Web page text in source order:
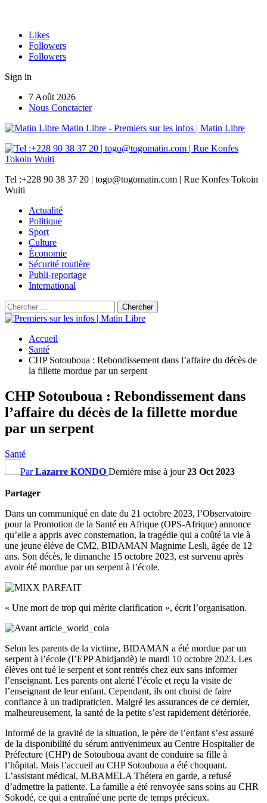
Likes
Followers
Followers
Sign in
7 Août 2026
Nous Conctacter
Matin Libre - Premiers sur les infos | Matin Libre
Tel :+228 90 38 37 20 | togo@togomatin.com | Rue Konfes Tokoin
Wuiti
Actualité
Politique
Sport
Culture
Économie
Sécurité routière
Publi-reportage
International
Accueil
Santé
CHP Sotouboua : Rebondissement dans l’affaire du décès de
la fillette mordue par un serpent
CHP Sotouboua : Rebondissement dans
l’affaire du décès de la fillette mordue
par un serpent
Santé
ParLazarre KONDO Dernière mise à jour23 Oct 2023
Partager
Dans un communiqué en date du 21 octobre 2023, l’Observatoire
pour la Promotion de la Santé en Afrique (OPS-Afrique) annonce
qu’elle a appris avec consternation, la tragédie qui a coûté la vie à
une jeune élève de CM2, BIDAMAN Magnime Lesli, âgée de 12
ans. Son décès, le dimanche 15 octobre 2023, est survenu après
avoir été mordue par un serpent à l’école.
« Une mort de trop qui mérite clarification », écrit l’organisation.
Selon les parents de la victime, BIDAMAN a été mordue par un
serpent à l’école (I’EPP Abidjandè) le mardi 10 octobre 2023. Les
élèves ont tué le serpent et sont rentrés chez eux sans informer
l’enseignant. Les parents ont alerté l’école et reçu la visite de
l’enseignant de leur enfant. Cependant, ils ont choisi de faire
confiance à un tradipraticien. Malgré les assurances de ce dernier,
malheureusement, la santé de la petite s’est rapidement détériorée.
Informé de la gravité de la situation, le père de l’enfant s’est assuré
de la disponibilité du sérum antivenimeux au Centre Hospitalier de
Préfecture (CHP) de Sotouboua avant de conduire sa fille à
l’hôpital. Mais l’accueil au CHP Sotouboua a été choquant.
L’assistant médical, M.BAMELA Thétera en garde, a refusé
d’admettre la patiente. La famille a été renvoyée sans soins au CHR
Sokodé, ce qui a entraîné une perte de temps précieux.